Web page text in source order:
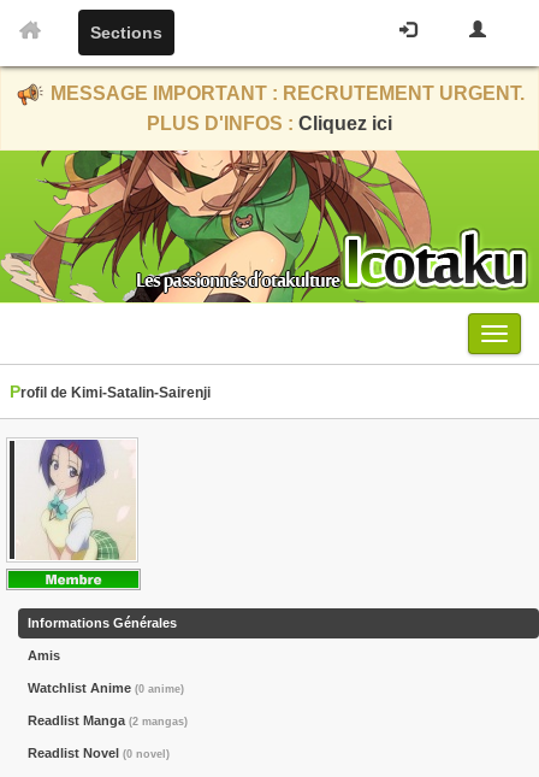
Sections
MESSAGE IMPORTANT : RECRUTEMENT URGENT.
PLUS D'INFOS : Cliquez ici
Menu
Profil de Kimi-Satalin-Sairenji
Informations Générales
Amis
Watchlist Anime (0 anime)
Readlist Manga (2 mangas)
Readlist Novel (0 novel)